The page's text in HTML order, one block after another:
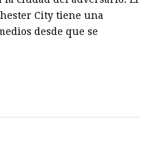
City tiene una
desde que se